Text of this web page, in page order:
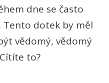
dne se často
dotek by měl
vědomý, vědomý
to?